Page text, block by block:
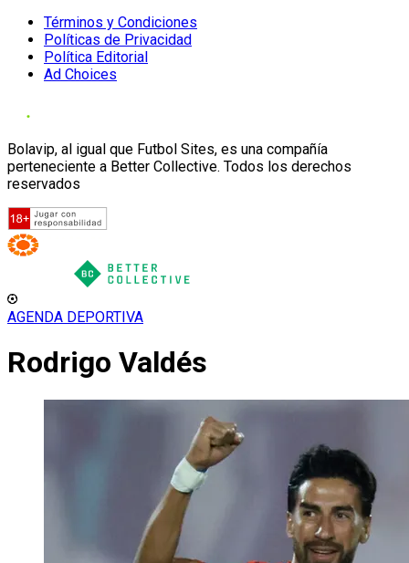
Términos y Condiciones
Políticas de Privacidad
Política Editorial
Ad Choices
Bolavip, al igual que Futbol Sites, es una compañía
perteneciente a Better Collective. Todos los derechos
reservados
AGENDA DEPORTIVA
Rodrigo Valdés